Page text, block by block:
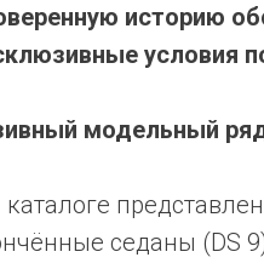
историю
условия
модельный
седаны (DS